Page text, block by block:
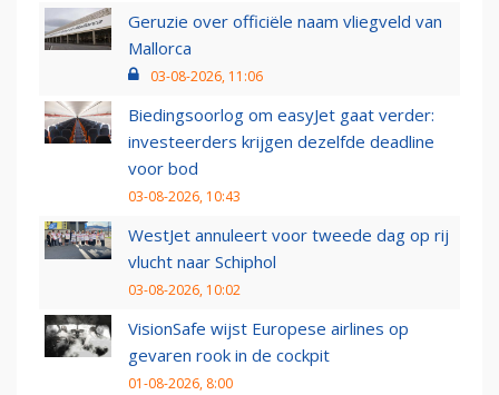
Geruzie over officiële naam vliegveld van
Mallorca
03-08-2026, 11:06
Biedingsoorlog om easyJet gaat verder:
investeerders krijgen dezelfde deadline
voor bod
03-08-2026, 10:43
WestJet annuleert voor tweede dag op rij
vlucht naar Schiphol
03-08-2026, 10:02
VisionSafe wijst Europese airlines op
gevaren rook in de cockpit
01-08-2026, 8:00